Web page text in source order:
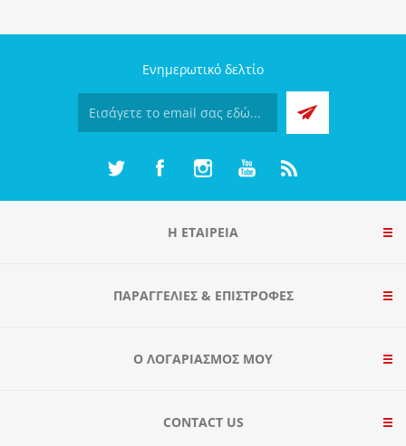
Ενημερωτικό δελτίο
Η ΕΤΑΙΡΕΙΑ
ΠΑΡΑΓΓΕΛΊΕΣ & ΕΠΙΣΤΡΟΦΈΣ
Ο ΛΟΓΑΡΙΑΣΜΌΣ ΜΟΥ
CONTACT US